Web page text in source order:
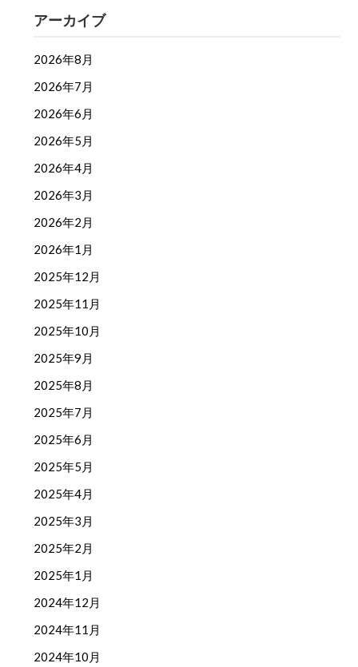
アーカイブ
2026年8月
2026年7月
2026年6月
2026年5月
2026年4月
2026年3月
2026年2月
2026年1月
2025年12月
2025年11月
2025年10月
2025年9月
2025年8月
2025年7月
2025年6月
2025年5月
2025年4月
2025年3月
2025年2月
2025年1月
2024年12月
2024年11月
2024年10月